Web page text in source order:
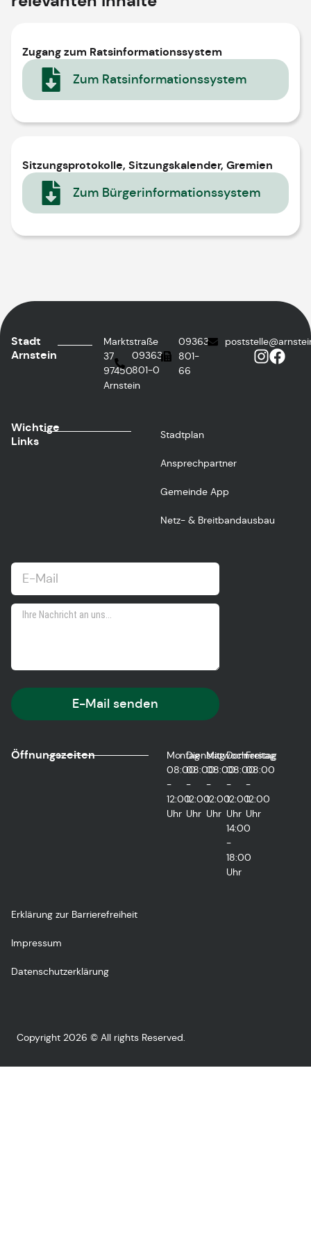
Zugang zum Ratsinformationssystem
Zum Ratsinformationssystem
Sitzungsprotokolle, Sitzungskalender, Gremien
Zum Bürgerinformationssystem
Stadt
Arnstein
Marktstraße
37
97450
Arnstein
09363
801-0
09363
801-
66
Wichtige
Links
Stadtplan
Ansprechpartner
Gemeinde App
Netz- & Breitbandausbau
E-Mail senden
Öffnungszeiten
Montag
08:00
-
12:00
Uhr
Dienstag
08:00
-
12:00
Uhr
Mittwoch
08:00
-
12:00
Uhr
Donnerstag
08:00
-
12:00
Uhr
14:00
-
18:00
Uhr
Freitag
08:00
-
12:00
Uhr
Erklärung zur Barrierefreiheit
Impressum
Datenschutzerklärung
Copyright 2026 © All rights Reserved.